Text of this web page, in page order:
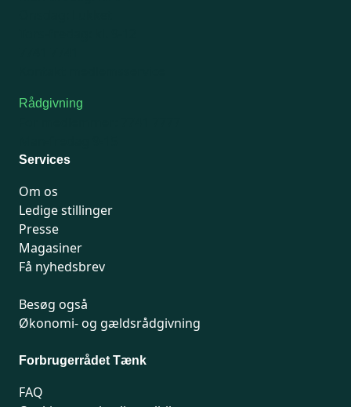
Rådgivning
Services
Om os
Ledige stillinger
Presse
Magasiner
Få nyhedsbrev
Besøg også
Økonomi- og gældsrådgivning
Forbrugerrådet Tænk
FAQ